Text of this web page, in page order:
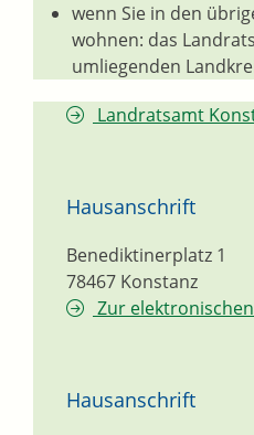
wenn Sie in den
wohnen: das
umliegenden
Landratsamt
Hausanschrift
Benediktinerplatz 1
78467 Konstanz
Zur
Hausanschrift